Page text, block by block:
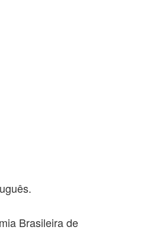
Brasileira de